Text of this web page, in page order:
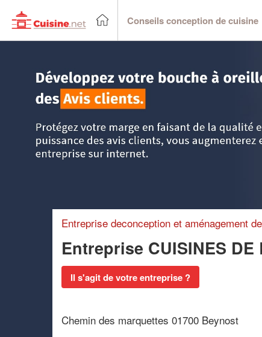
Conseils conception de cuisine
Entreprise deconception et aménagement
Entreprise CUISINES DE
Il s'agit de votre entreprise ?
Chemin des marquettes 01700 Beynost